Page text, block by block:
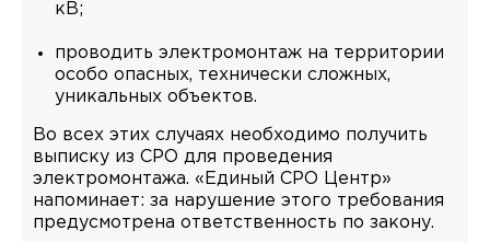
кВ;
проводить электромонтаж на территории
особо опасных, технически сложных,
уникальных объектов.
Во всех этих случаях необходимо получить
выписку из СРО для проведения
электромонтажа. «Единый СРО Центр»
напоминает: за нарушение этого требования
предусмотрена ответственность по закону.